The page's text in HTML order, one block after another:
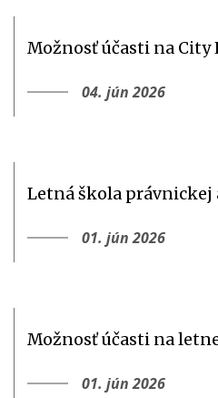
Možnosť účasti na City
04. jún 2026
Letná škola
01. jún 2026
Možnosť účasti na
01. jún 2026